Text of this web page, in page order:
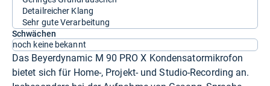
Detailreicher Klang
Sehr gute Verarbeitung
Schwächen
noch keine bekannt
Das Beyerdynamic M 90 PRO X Kondensatormikrofon
bietet sich für Home-, Projekt- und Studio-Recording an.